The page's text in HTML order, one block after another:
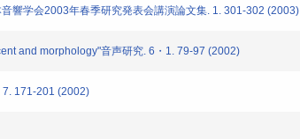
響学会2003年春季研究発表会講演論文集. 1. 301-302 (2003)
and morphology"音声研究. 6・1. 79-97 (2002)
171-201 (2002)